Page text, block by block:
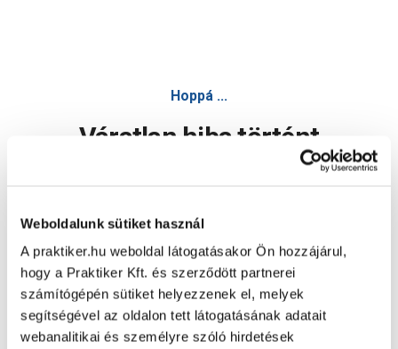
Weboldalunk sütiket használ
A praktiker.hu weboldal látogatásakor Ön hozzájárul,
hogy a Praktiker Kft. és szerződött partnerei
számítógépén sütiket helyezzenek el, melyek
segítségével az oldalon tett látogatásának adatait
webanalitikai és személyre szóló hirdetések
Hoppá ...
Váratlan hiba történt
Oldal újratöltése